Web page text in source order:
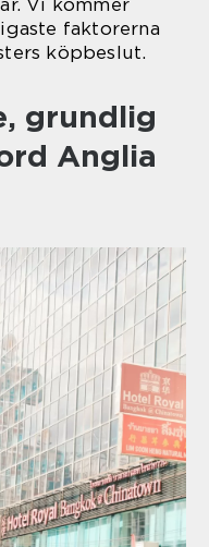
Vi kommer
faktorerna
köpbeslut.
grundlig
Anglia